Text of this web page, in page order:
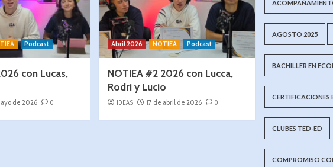
Podcast
con Lucas,
de 2026 0
Abril 2026 NOTIEA Podcast
NOTIEA #2 2026 con Lucca,
Rodri y Lucio
IDEAS 17 de abril de 2026 0
AGOSTO 2025
BACHILLER EN
CERTIFICACIONES
CLUBES TED-ED
COMPROMISO